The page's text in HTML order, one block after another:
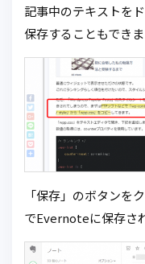
記事中のテキストを
保存することもできま
「保存」のボタンを
でEvernoteに保存さ